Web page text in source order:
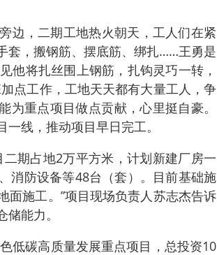
边，二期工地热火朝天，工人们在紧
套，搬钢筋、摆底筋、绑扎……王勇是
他将扎丝围上钢筋，扎钩灵巧一转，
点工作，工地天天都有大量工人，争
为重点项目做点贡献，心里挺自豪。
线，推动项目早日完工。
期占地2万平方米，计划新建厂房一
消防设备等48台（套）。目前基础施
面施工。”项目现场负责人苏志杰告诉
能力。
低碳高质量发展重点项目，总投资10